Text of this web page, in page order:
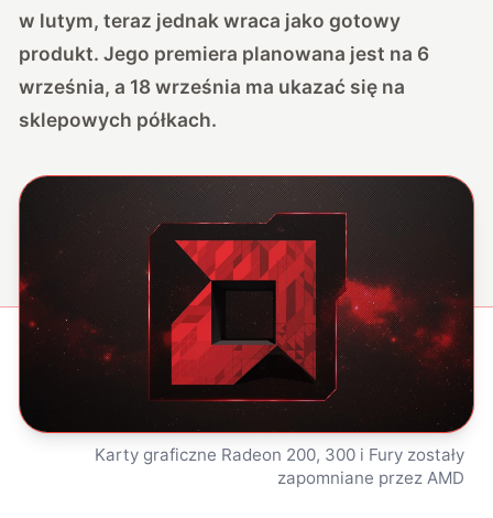
w lutym, teraz jednak wraca jako gotowy
produkt. Jego premiera planowana jest na 6
września, a 18 września ma ukazać się na
sklepowych półkach.
Karty graficzne Radeon 200, 300 i Fury zostały
zapomniane przez AMD